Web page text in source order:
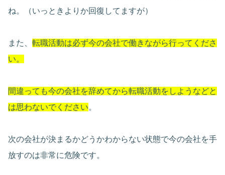
ね。（いっときよりか回復してますが）
また、 転職活動は必ず今の会社で働きながら行ってくださ
い。
間違っても今の会社を辞めてから転職活動をしようなどと
は思わないでください。
次の会社が決まるかどうかわからない状態で今の会社を手
放すのは非常に危険です。